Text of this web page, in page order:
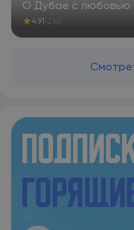
О Дубае с любовью
★4.91 (216)